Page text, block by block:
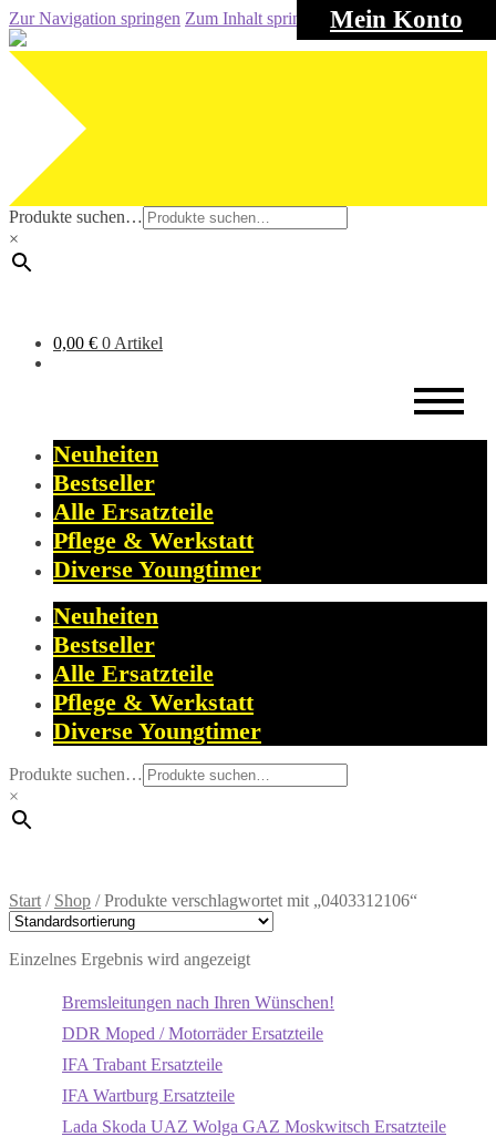
Mein Konto
Zur Navigation springen Zum Inhalt springen
Produkte suchen…
×
0,00 € 0 Artikel
Neuheiten
Bestseller
Alle Ersatzteile
Pflege & Werkstatt
Diverse Youngtimer
Neuheiten
Bestseller
Alle Ersatzteile
Pflege & Werkstatt
Diverse Youngtimer
Produkte suchen…
×
Start / Shop /Produkte verschlagwortet mit „0403312106“
Einzelnes Ergebnis wird angezeigt
Bremsleitungen nach Ihren Wünschen!
DDR Moped / Motorräder Ersatzteile
IFA Trabant Ersatzteile
IFA Wartburg Ersatzteile
Lada Skoda UAZ Wolga GAZ Moskwitsch Ersatzteile